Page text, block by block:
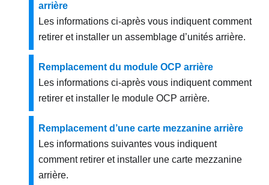
arrière
Les informations ci-après vous indiquent comment
retirer et installer un assemblage d’unités arrière.
Remplacement du module OCP arrière
Les informations ci-après vous indiquent comment
retirer et installer le module OCP arrière.
Remplacement d’une carte mezzanine arrière
Les informations suivantes vous indiquent
comment retirer et installer une carte mezzanine
arrière.